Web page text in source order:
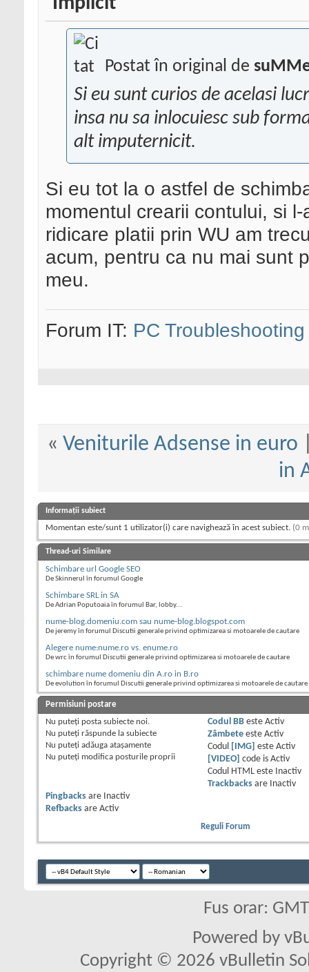
Postat în original de
Si eu sunt curios de acelasi
insa nu sa inlocuiesc sub
alt imputernicit.
Si eu tot la o astfel de
momentul crearii contului, si
ridicare platii prin WU am
acum, pentru ca nu mai sunt
meu.
Forum IT: PC Troubleshooting
« Veniturile Adsense in euro
in
Informații subiect
Momentan este/sunt 1 utilizator(i) care navighează în acest subiect. (0
Thread-uri Similare
Schimbare url Google SEO
De Skinnerul în forumul Google
Schimbare SRL in SA
De Adrian Poputoaia în forumul Bar, lobby...
nume-blog.domeniu.com sau nume-blog.blogspot.com
De jeremy în forumul Discutii generale privind optimizarea si motoarele de cautare
Alegere nume:nume.ro vs. enume.ro
De wrc în forumul Discutii generale privind optimizarea si motoarele de cautare
schimbare nume domeniu din A.ro in B.ro
De evolution în forumul Discutii generale privind optimizarea si motoarele de cautare
Permisiuni postare
Nu puteţi posta subiecte noi.
Nu puteţi răspunde la subiecte
Nu puteţi adăuga ataşamente
Nu puteţi modifica posturile proprii
Codul BBeste Activ
Zâmbeteeste Activ
Codul
[IMG] este Activ
[VIDEO]
code is Activ
Codul HTML este
Inactiv
Trackbacksare
Inactiv
Pingbacks are
Inactiv
Refbacks are Activ
Reguli Forum
Fus orar:
Powered by
Copyright © 2026 vBulletin